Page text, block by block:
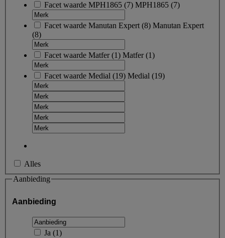
Facet waarde MPH1865 (7) MPH1865 (7)
Facet waarde Manutan Expert (8) Manutan Expert
(8)
Facet waarde Matfer(1) Matfer(1)
Facet waarde Medial (19) Medial (19)
Alles
Aanbieding
Aanbieding
Ja (1)